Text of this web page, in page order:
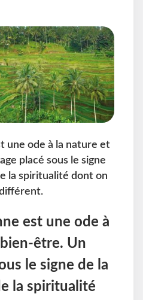
une ode à la nature et
placé sous le signe
la spiritualité dont on
est une ode à
être. Un
le signe de la
la spiritualité